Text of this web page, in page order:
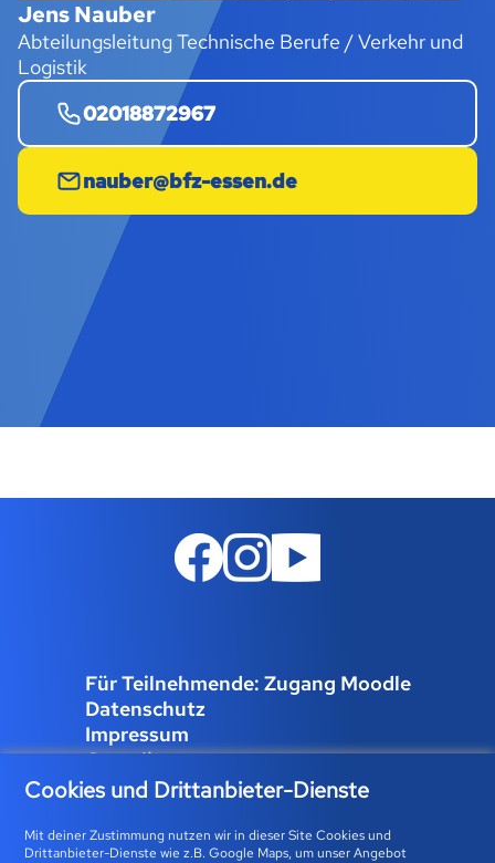
Jens Nauber
Abteilungsleitung Technische Berufe / Verkehr und
Logistik
02018872967
nauber@bfz-essen.de
Für Teilnehmende: Zugang Moodle
Datenschutz
Impressum
Compliance
Job und Karriere
Cookies und Drittanbieter-Dienste
Mit deiner Zustimmung nutzen wir in dieser Site Cookies und
Drittanbieter-Dienste wie z.B. Google Maps, um unser Angebot